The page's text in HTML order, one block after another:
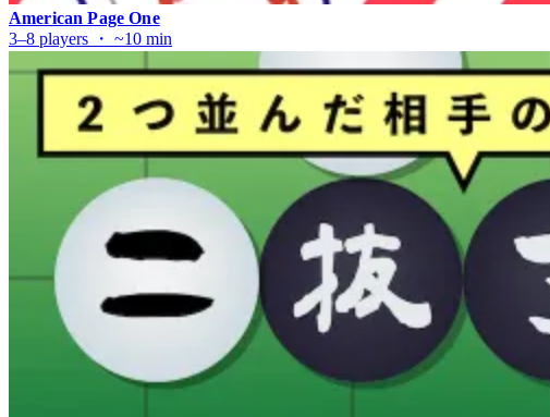
American Page One
3–8 players ・ ~10 min